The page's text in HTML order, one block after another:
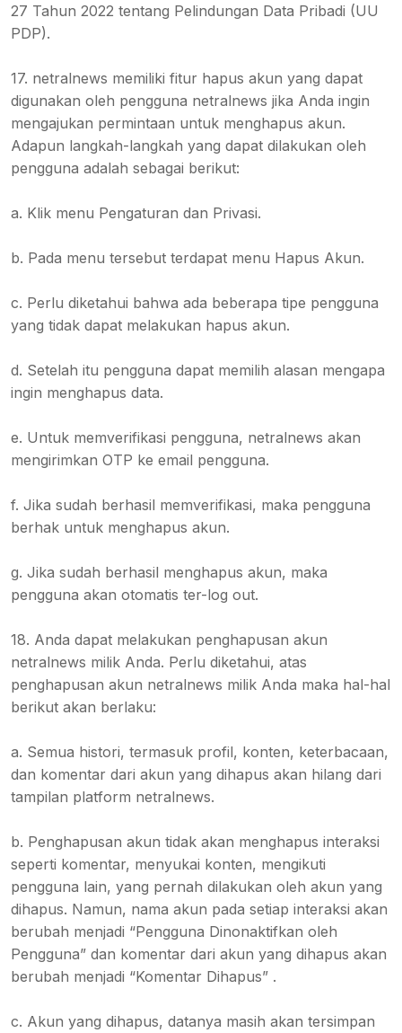
27 Tahun 2022 tentang Pelindungan Data Pribadi (UU
PDP).
17. netralnews memiliki fitur hapus akun yang dapat
digunakan oleh pengguna netralnews jika Anda ingin
mengajukan permintaan untuk menghapus akun.
Adapun langkah-langkah yang dapat dilakukan oleh
pengguna adalah sebagai berikut:
a. Klik menu Pengaturan dan Privasi.
b. Pada menu tersebut terdapat menu Hapus Akun.
c. Perlu diketahui bahwa ada beberapa tipe pengguna
yang tidak dapat melakukan hapus akun.
d. Setelah itu pengguna dapat memilih alasan mengapa
ingin menghapus data.
e. Untuk memverifikasi pengguna, netralnews akan
mengirimkan OTP ke email pengguna.
f. Jika sudah berhasil memverifikasi, maka pengguna
berhak untuk menghapus akun.
g. Jika sudah berhasil menghapus akun, maka
pengguna akan otomatis ter-log out.
18. Anda dapat melakukan penghapusan akun
netralnews milik Anda. Perlu diketahui, atas
penghapusan akun netralnews milik Anda maka hal-hal
berikut akan berlaku:
a. Semua histori, termasuk profil, konten, keterbacaan,
dan komentar dari akun yang dihapus akan hilang dari
tampilan platform netralnews.
b. Penghapusan akun tidak akan menghapus interaksi
seperti komentar, menyukai konten, mengikuti
pengguna lain, yang pernah dilakukan oleh akun yang
dihapus. Namun, nama akun pada setiap interaksi akan
berubah menjadi “Pengguna Dinonaktifkan oleh
Pengguna” dan komentar dari akun yang dihapus akan
berubah menjadi “Komentar Dihapus” .
c. Akun yang dihapus, datanya masih akan tersimpan